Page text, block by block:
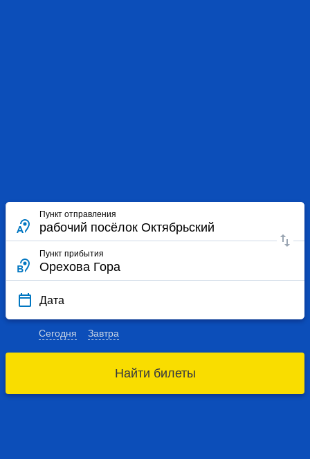
Пункт отправления
Пункт прибытия
Дата
Сегодня Завтра
Найти билеты